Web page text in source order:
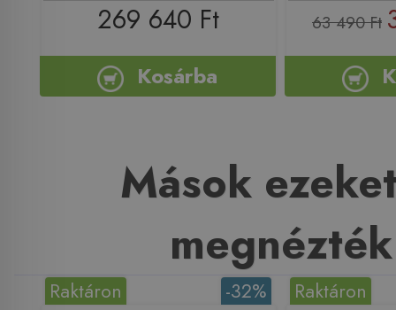
269 640 Ft
Kosárba
63 490 Ft
Mások
megnézték
-32%
Raktáron Raktáron